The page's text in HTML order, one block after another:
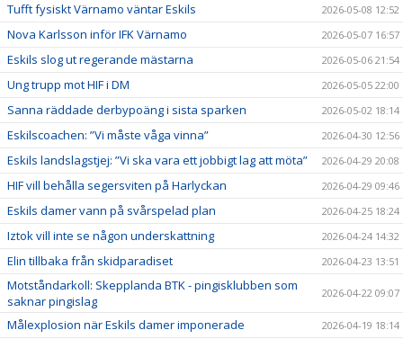
Tufft fysiskt Värnamo väntar Eskils 2026-05-08 12:52
Nova Karlsson inför IFK Värnamo 2026-05-07 16:57
Eskils slog ut regerande mästarna 2026-05-06 21:54
Ung trupp mot HIF i DM 2026-05-05 22:00
Sanna räddade derbypoäng i sista sparken 2026-05-02 18:14
Eskilscoachen: ”Vi måste våga vinna” 2026-04-30 12:56
Eskils landslagstjej: ”Vi ska vara ett jobbigt lag att möta” 2026-04-29 20:08
HIF vill behålla segersviten på Harlyckan 2026-04-29 09:46
Eskils damer vann på svårspelad plan 2026-04-25 18:24
Iztok vill inte se någon underskattning 2026-04-24 14:32
Elin tillbaka från skidparadiset 2026-04-23 13:51
Motståndarkoll: Skepplanda BTK - pingisklubben som
saknar pingislag
2026-04-22 09:07
Målexplosion när Eskils damer imponerade 2026-04-19 18:14